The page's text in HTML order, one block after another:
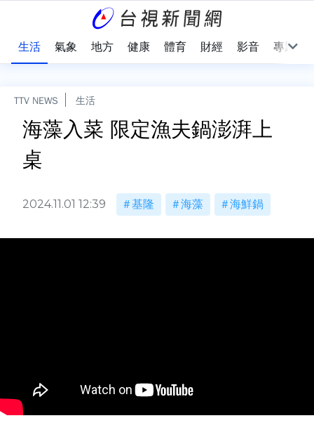
生活 氣象 地方 健康 體育 財經 影音 專題
TTV NEWS 生活
海藻入菜 限定漁夫鍋澎湃上
桌
2024.11.01 12:39 基隆 海藻 海鮮鍋